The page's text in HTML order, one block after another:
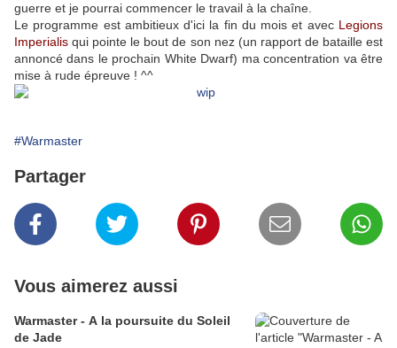
guerre et je pourrai commencer le travail à la chaîne.
Le programme est ambitieux d'ici la fin du mois et avec Legions
Imperialis qui pointe le bout de son nez (un rapport de bataille est
annoncé dans le prochain White Dwarf) ma concentration va être
mise à rude épreuve ! ^^
#Warmaster
Partager
Vous aimerez aussi
Warmaster - A la poursuite du Soleil
de Jade